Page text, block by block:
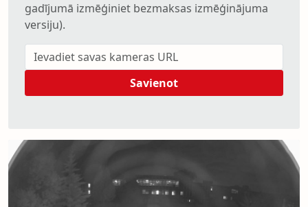
gadījumā izmēģiniet bezmaksas izmēģinājuma
versiju).
Savienot